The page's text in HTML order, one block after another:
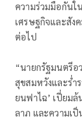
ความร่วมมือกันใ
เศรษฐกิจและสั
ต่อไป
“นายกรัฐมนตรี
สุขสมหวังและร่ำ
ยนฟาไฉ’ เปี่ยม
ลาภ และความเ